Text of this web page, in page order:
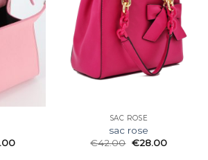
SAC ROSE
sac rose
€42.00 €28.00